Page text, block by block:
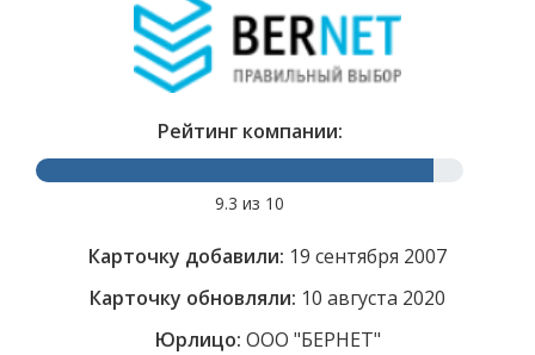
Рейтинг компании:
9.3 из 10
Карточку добавили: 19 сентября 2007
Карточку обновляли: 10 августа 2020
Юрлицо: ООО "БЕРНЕТ"